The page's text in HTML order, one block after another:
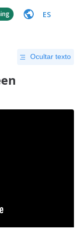
ES
Ocultar texto